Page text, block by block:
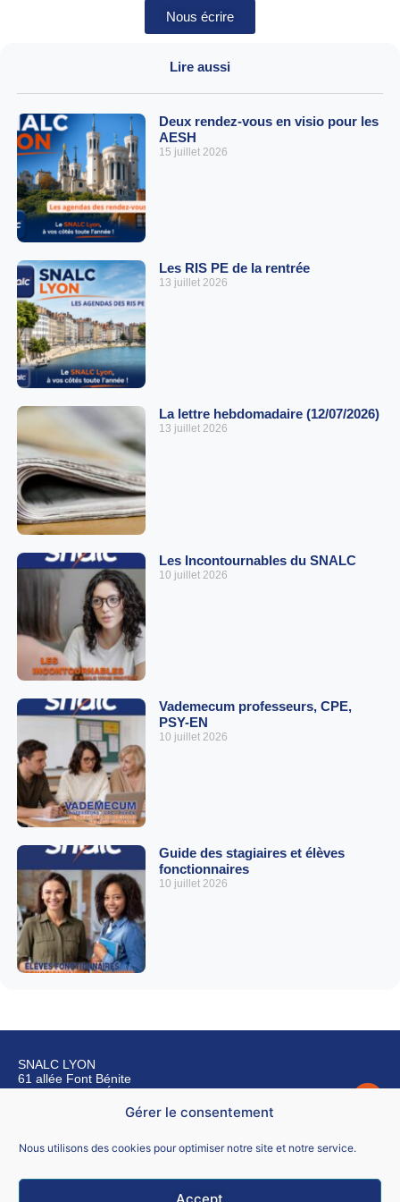
Gérer le consentement
Nous utilisons des cookies pour optimiser notre site et notre service.
Accept
Nous écrire
Lire aussi
Deux rendez-vous en visio pour les
AESH
15 juillet 2026
Les RIS PE de la rentrée
13 juillet 2026
La lettre hebdomadaire (12/07/2026)
13 juillet 2026
Les Incontournables du SNALC
10 juillet 2026
Vademecum professeurs, CPE,
PSY-EN
10 juillet 2026
Guide des stagiaires et élèves
fonctionnaires
10 juillet 2026
SNALC LYON
61 allée Font Bénite
42155 SAINT LÉGER SUR ROANNE